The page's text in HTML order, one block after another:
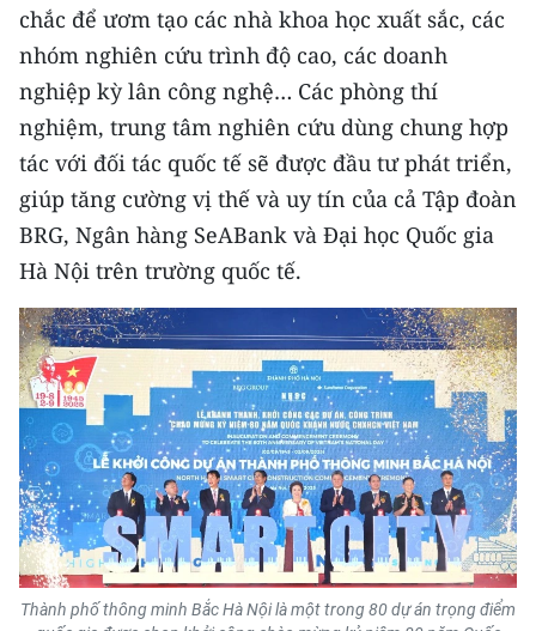
chắc để ươm tạo các nhà khoa học xuất sắc, các
nhóm nghiên cứu trình độ cao, các doanh
nghiệp kỳ lân công nghệ… Các phòng thí
nghiệm, trung tâm nghiên cứu dùng chung hợp
tác với đối tác quốc tế sẽ được đầu tư phát triển,
giúp tăng cường vị thế và uy tín của cả Tập đoàn
BRG, Ngân hàng SeABank và Đại học Quốc gia
Hà Nội trên trường quốc tế.
Thành phố thông minh Bắc Hà Nội là một trong 80 dự án trọng điểm